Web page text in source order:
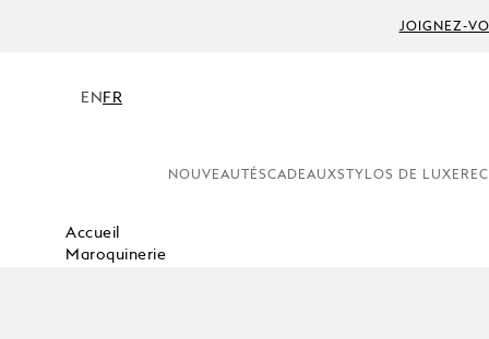
JOIGNEZ-
EN FR
NOUVEAUTÉSCADEAUXSTYLOS DE LUXE
Accueil
Maroquinerie